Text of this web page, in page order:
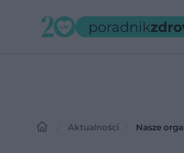
Aktualności Nasze